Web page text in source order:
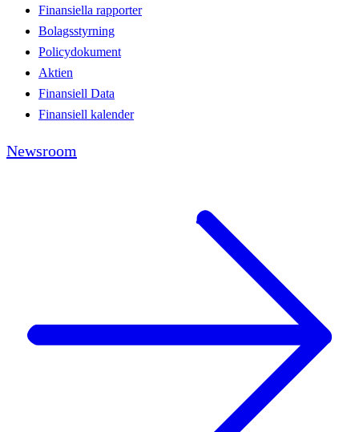
Finansiella rapporter
Bolagsstyrning
Policydokument
Aktien
Finansiell Data
Finansiell kalender
Newsroom